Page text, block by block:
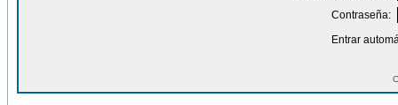
Contraseña:
Entrar